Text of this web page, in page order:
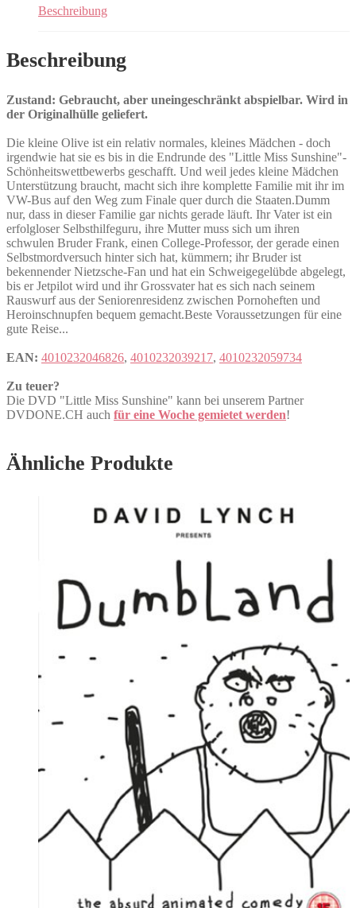
Beschreibung
Beschreibung
Zustand: Gebraucht, aber uneingeschränkt abspielbar. Wird in
der Originalhülle geliefert.
Die kleine Olive ist ein relativ normales, kleines Mädchen - doch
irgendwie hat sie es bis in die Endrunde des "Little Miss Sunshine"-
Schönheitswettbewerbs geschafft. Und weil jedes kleine Mädchen
Unterstützung braucht, macht sich ihre komplette Familie mit ihr im
VW-Bus auf den Weg zum Finale quer durch die Staaten.Dumm
nur, dass in dieser Familie gar nichts gerade läuft. Ihr Vater ist ein
erfolgloser Selbsthilfeguru, ihre Mutter muss sich um ihren
schwulen Bruder Frank, einen College-Professor, der gerade einen
Selbstmordversuch hinter sich hat, kümmern; ihr Bruder ist
bekennender Nietzsche-Fan und hat ein Schweigegelübde abgelegt,
bis er Jetpilot wird und ihr Grossvater hat es sich nach seinem
Rauswurf aus der Seniorenresidenz zwischen Pornoheften und
Heroinschnupfen bequem gemacht.Beste Voraussetzungen für eine
gute Reise...
EAN: 4010232046826, 4010232039217, 4010232059734
Zu teuer?
Die DVD "Little Miss Sunshine" kann bei unserem Partner
DVDONE.CH auch für eine Woche gemietet werden!
Ähnliche Produkte